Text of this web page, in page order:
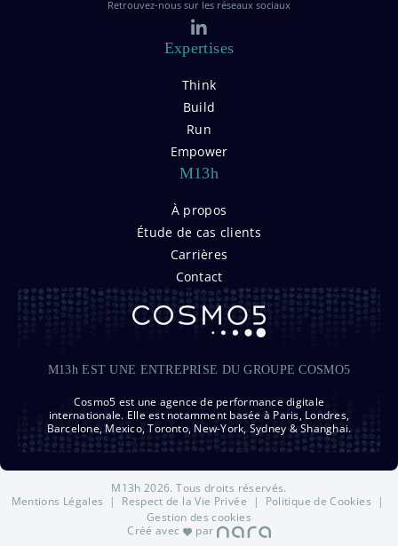
Retrouvez-nous sur les réseaux sociaux
Expertises
Think
Build
Run
Empower
M13h
À propos
Étude de cas clients
Carrières
Contact
M13h EST UNE ENTREPRISE DU GROUPE COSMO5
Cosmo5 est une agence de performance digitale
internationale. Elle est notamment basée à Paris, Londres,
Barcelone, Mexico, Toronto, New-York, Sydney & Shanghai.
M13h 2026. Tous droits réservés.
Mentions Légales | Respect de la Vie Privée | Politique de Cookies |
Gestion des cookies
Créé avec
par